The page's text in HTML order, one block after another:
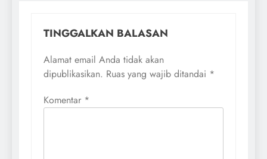
TINGGALKAN BALASAN
Alamat email Anda tidak akan
dipublikasikan. Ruas yang wajib ditandai *
Komentar *